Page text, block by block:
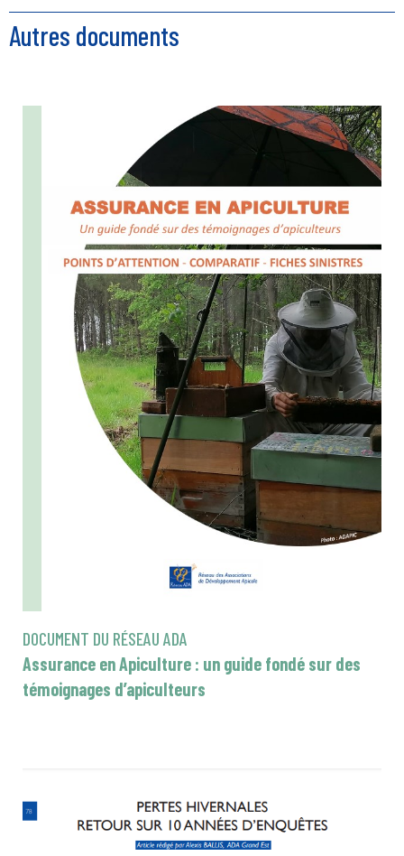
Autres documents
DOCUMENT DU RÉSEAU ADA
Assurance en Apiculture : un guide fondé sur des
témoignages d’apiculteurs